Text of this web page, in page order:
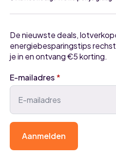
De nieuwste deals,
energiebesparingstips
je in en ontvang €5 korting.
E-mailadres*
Aanmelden